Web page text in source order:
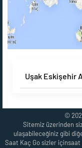
Uşak Eskişehir
©
Sitemiz üzerinden
ulaşabileceğiniz gibi
Saat Kaç Go sizler